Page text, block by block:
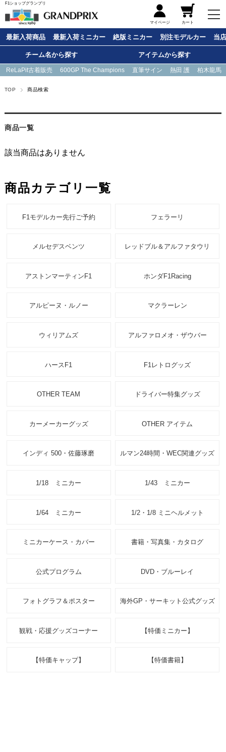
F1ショップグランプリ
マイページ カート
最新入荷商品 最新入荷ミニカー 絶版ミニカー 別注モデルカー 当
チーム名から探す アイテムから探す
ReLaPit古着販売 600GP The Champions 直筆サイン 熱田 護 柏木龍馬
TOP 商品検索
商品一覧
該当商品はありません
商品カテゴリ一覧
F1モデルカー先行ご予約 フェラーリ
メルセデスベンツ レッドブル＆アルファタウリ
アストンマーティンF1 ホンダF1Racing
アルピーヌ・ルノー マクラーレン
ウィリアムズ アルファロメオ・ザウバー
ハースF1 F1レトログッズ
OTHER TEAM ドライバー特集グッズ
カーメーカーグッズ OTHER アイテム
インディ 500・佐藤琢磨 ルマン24時間・WEC関連グッズ
1/18 ミニカー 1/43 ミニカー
1/64 ミニカー 1/2・1/8 ミニヘルメット
ミニカーケース・カバー 書籍・写真集・カタログ
公式プログラム DVD・ブルーレイ
フォトグラフ＆ポスター 海外GP・サーキット公式グッズ
観戦・応援グッズコーナー 【特価ミニカー】
【特価キャップ】 【特価書籍】